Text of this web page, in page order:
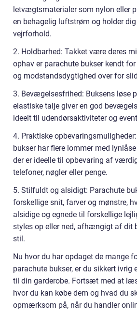
letvægtsmaterialer som nylon eller
en behagelig luftstrøm og holder
vejrforhold.
2. Holdbarhed: Takket være deres
ophav er parachute bukser kendt
og modstandsdygtighed over for
3. Bevægelsesfrihed: Buksens løse
elastiske talje giver en god
ideelt til udendørsaktiviteter og
4. Praktiske
bukser har flere lommer med
der er ideelle til opbevaring af
telefoner, nøgler eller penge.
5. Stilfuldt og alsidigt: Parachute
forskellige snit, farver og mønstre,
alsidige og egnede til forskellige
styles op eller ned, afhængigt af dit
stil.
Nu hvor du har opdaget de mange
parachute bukser, er du sikkert ivrig
til din garderobe. Fortsæt med at
hvor du kan købe dem og hvad du
opmærksom på, når du handler